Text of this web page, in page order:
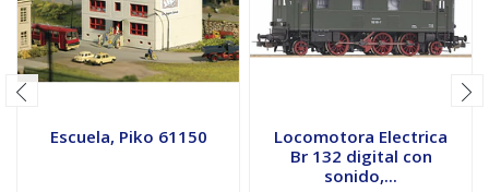
Escuela, Piko 61150
Locomotora Electrica
Br 132 digital con
sonido,...